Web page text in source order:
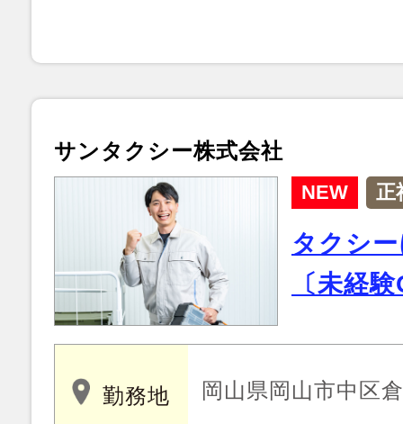
サンタクシー株式会社
NEW 正
タクシ
〔未経
勤務地 岡山県岡山市中区